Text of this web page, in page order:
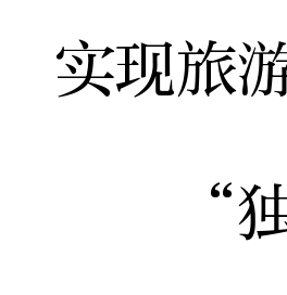
实现旅
“独特